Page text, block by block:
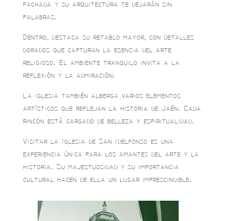
fachada y su arquitectura te dejarán sin
palabras.
Dentro, destaca su retablo mayor, con detalles
dorados que capturan la esencia del arte
religioso. El ambiente tranquilo invita a la
reflexión y la admiración.
La iglesia también alberga varios elementos
artísticos que reflejan la historia de Jaén. Cada
rincón está cargado de belleza y espiritualidad.
Visitar la Iglesia de San Idelfonso es una
experiencia única para los amantes del arte y la
historia. Su majestuosidad y su importancia
cultural hacen de ella un lugar imprescindible.